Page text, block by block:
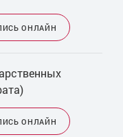
ОНЛАЙН
ОНЛАЙН